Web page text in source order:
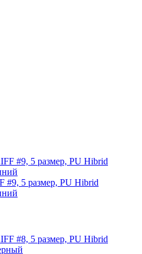
5 размер, PU Hibrid